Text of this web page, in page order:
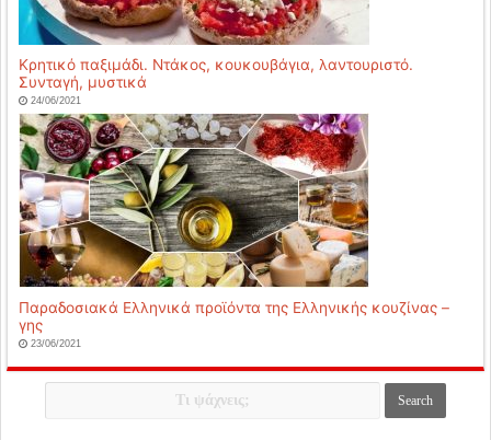
Κρητικό παξιμάδι. Ντάκος, κουκουβάγια, λαντουριστό.
Συνταγή, μυστικά
24/06/2021
Παραδοσιακά Ελληνικά προϊόντα της Ελληνικής κουζίνας –
γης
23/06/2021